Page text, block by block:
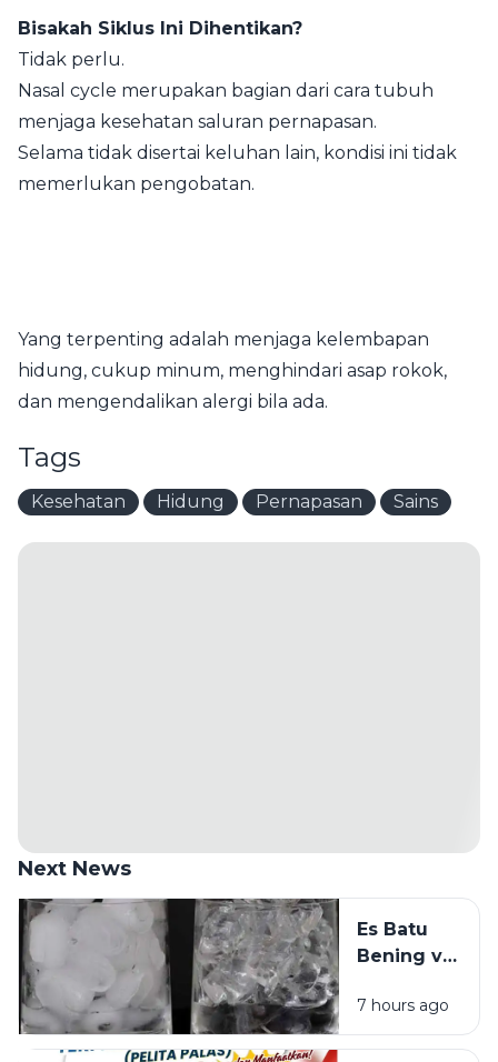
Bisakah Siklus Ini Dihentikan?
Tidak perlu.
Nasal cycle merupakan bagian dari cara tubuh
menjaga kesehatan saluran pernapasan.
Selama tidak disertai keluhan lain, kondisi ini tidak
memerlukan pengobatan.
Yang terpenting adalah menjaga kelembapan
hidung, cukup minum, menghindari asap rokok,
dan mengendalikan alergi bila ada.
Tags
Kesehatan Hidung Pernapasan Sains
Next News
Es Batu
Bening vs
Putih, Apa
Bedanya?
7 hours ago